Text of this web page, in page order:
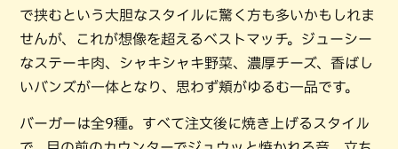
で挟むという大胆なスタイルに驚く方も多いかもしれま
せんが、これが想像を超えるベストマッチ。ジューシー
なステーキ肉、シャキシャキ野菜、濃厚チーズ、香ばし
いバンズが一体となり、思わず頬がゆるむ一品です。
バーガーは全9種。すべて注文後に焼き上げるスタイル